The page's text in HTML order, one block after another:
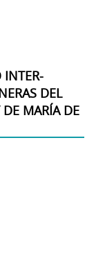
INTER-
DEL
DE MARÍA DE